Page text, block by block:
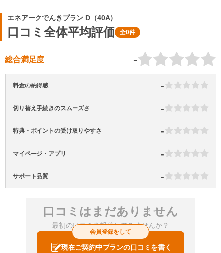
エネアークでんきプラン D（40A）
口コミ全体平均評価 全0件
総合満足度 -
料金の納得感 -
切り替え手続きのスムーズさ -
特典・ポイントの受け取りやすさ -
マイページ・アプリ -
サポート品質 -
口コミはまだありません
最初の口コミを投稿してみませんか？
会員登録をして
現在ご契約中プランの口コミを書く